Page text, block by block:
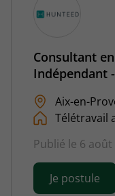
Consultant
Indépendant
Aix-en-
Télétravail
Publié le 6 août
Je postule